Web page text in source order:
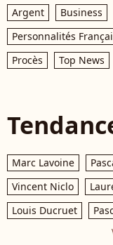
Argent Business
Personnalités
Procès
Top News
Marc Lavoine
Vincent Niclo
Louis Ducruet